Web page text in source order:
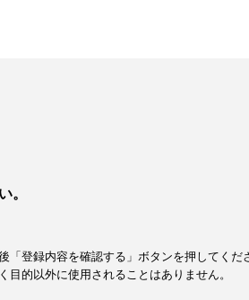
。
登録内容を確認する」ボタンを押してくだ
的以外に使用されることはありません。